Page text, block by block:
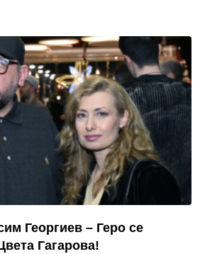
Георгиев – Геро се
Гагарова!